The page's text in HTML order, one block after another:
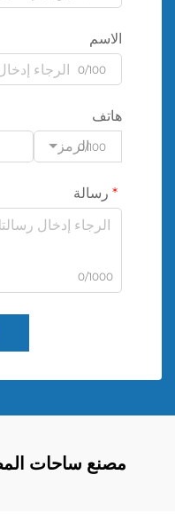
الاسم
0/100
هاتف
الرمز0/100
رسالة
0/1000
مصنع ساحات